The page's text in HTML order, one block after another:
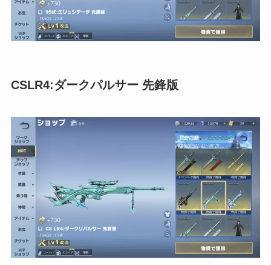
CSLR4:ダークパルサー 先鋒版